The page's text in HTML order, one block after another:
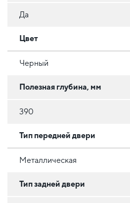
Да
Цвет
Черный
Полезная глубина, мм
390
Тип передней двери
Металлическая
Тип задней двери